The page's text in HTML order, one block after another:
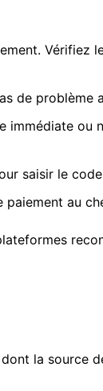
Vérifiez
de problème
immédiate ou
saisir le
au
la source